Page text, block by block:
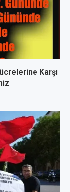
Karşı